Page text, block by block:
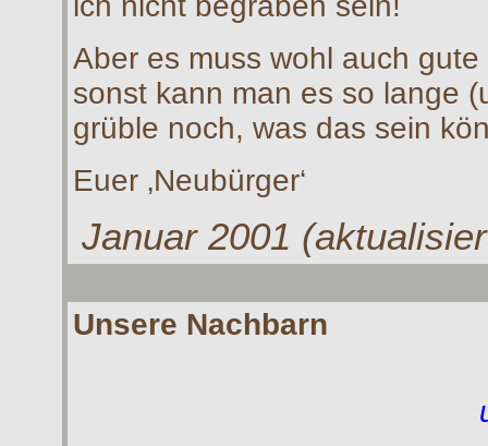
Aber es muss wohl auch
sonst kann man es so lange
grüble noch, was das sein
Euer ‚Neubürger‘
Januar 2001
Unsere Nachbarn